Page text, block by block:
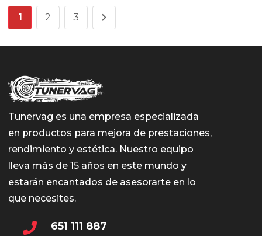
1 2 3
Tunervag es una empresa especializada
en productos para mejora de prestaciones,
rendimiento y estética. Nuestro equipo
lleva más de 15 años en este mundo y
estarán encantados de asesorarte en lo
que necesites.
651 111 887